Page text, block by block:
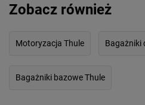
Zobacz również
Motoryzacja Thule Bagażniki
Bagażniki bazowe Thule